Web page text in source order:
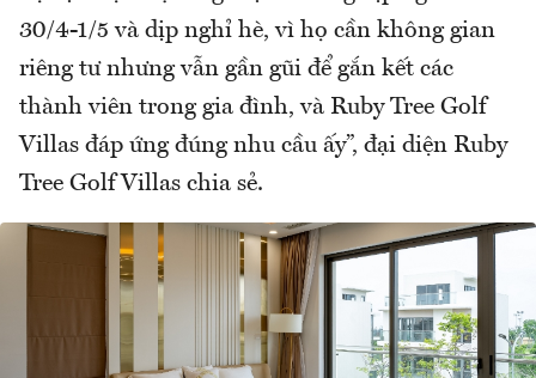
30/4-1/5 và dịp nghỉ hè, vì họ cần không gian
riêng tư nhưng vẫn gần gũi để gắn kết các
thành viên trong gia đình, và Ruby Tree Golf
Villas đáp ứng đúng nhu cầu ấy”, đại diện Ruby
Tree Golf Villas chia sẻ.